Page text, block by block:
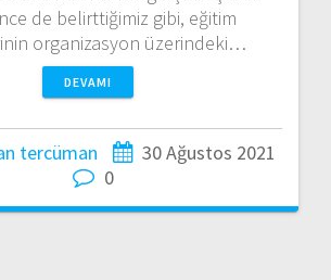
de belirttiğimiz gibi, eğitim
organizasyon üzerindeki…
DEVAMI
tercüman
30 Ağustos 2021
0